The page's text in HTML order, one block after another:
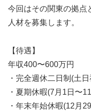
今回はその関東の拠点
人材を募集します。
【待遇】
年収400〜600万円
・完全週休二日制(土
・夏期休暇(7月1日〜
・年末年始休暇(12月